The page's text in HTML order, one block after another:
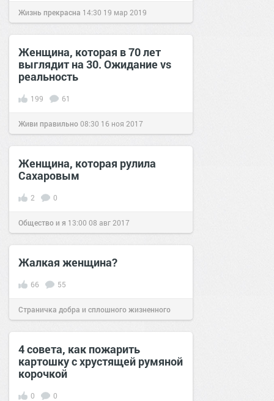
Жизнь прекрасна 14:30 19 мар 2019
Женщина, которая в 70 лет
выглядит на 30. Ожидание vs
реальность
199 61
Живи правильно08:30 16 ноя 2017
Женщина, которая рулила
Сахаровым
2 0
Общество и я 13:00 08 авг 2017
Жалкая женщина?
66 55
Страничка добра и сплошного жизненного
позитива! 07:00 28 дек 2017
4 совета, как пожарить
картошку с хрустящей румяной
корочкой
0 0